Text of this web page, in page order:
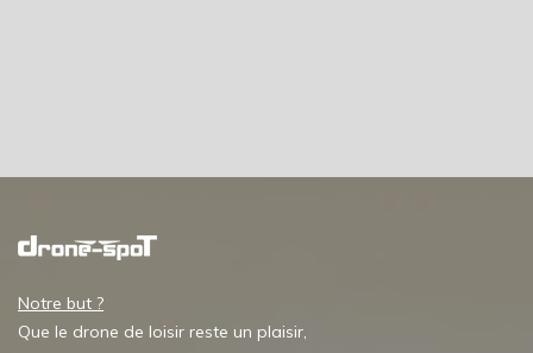
Notre but ?
Que le drone de loisir reste un plaisir,